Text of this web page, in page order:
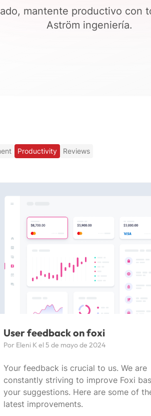
mantente productivo con
Aström ingeniería.
Productivity Reviews
User feedback on foxi
Por Eleni K el 5 de mayo de 2024
Your feedback is crucial to us. We are
constantly striving to improve Foxi
your suggestions. Here are some of
latest improvements.